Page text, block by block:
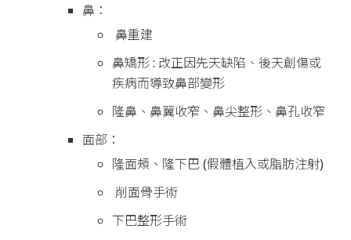
鼻：
鼻重建
鼻矯形 : 改正因先天缺陷、後天創傷或
疾病而導致鼻部變形
隆鼻、鼻翼收窄、鼻尖整形、鼻孔收窄
面部：
隆面頰、隆下巴 (假體植入或脂肪注射)
削面骨手術
下巴整形手術